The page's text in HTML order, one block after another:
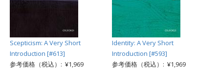
Scepticism: A Very Short
Introduction [#613]
参考価格（税込）: ¥1,969
Identity: A Very Short
Introduction [#593]
参考価格（税込）: ¥1,969